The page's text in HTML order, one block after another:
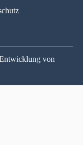
von